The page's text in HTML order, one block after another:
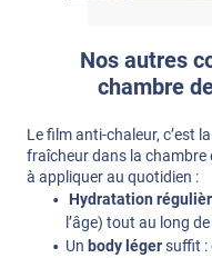
Nos autres
chambre
Le film anti-chaleur, c’est
fraîcheur dans la chambre
à appliquer au quotidien :
Hydratation
l’âge) tout au long
Un body légersuffit :